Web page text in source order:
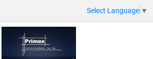
Select Language ▼